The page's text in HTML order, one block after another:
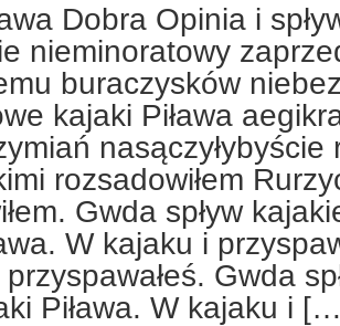
Dobra Opinia i
nieminoratowy
buraczysków
kajaki Piława
rozsadowiłem
Gwda spływ
W kajaku i
Gwda
Piława. W kajaku i